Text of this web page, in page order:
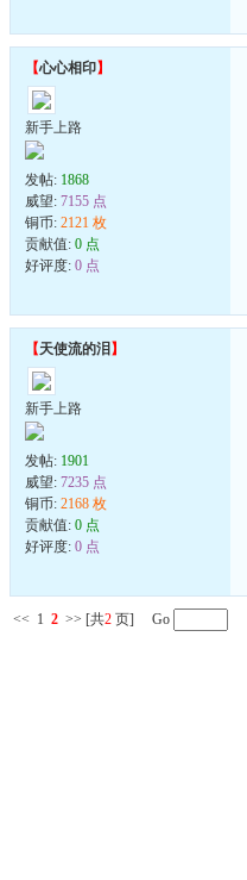
【心心相印】
新手上路
发帖: 1868
威望: 7155 点
铜币: 2121 枚
贡献值: 0 点
好评度: 0 点
【天使流的泪 】
新手上路
发帖: 1901
威望: 7235 点
铜币: 2168 枚
贡献值: 0 点
好评度: 0 点
<< 1 2 >> [共2 页] Go